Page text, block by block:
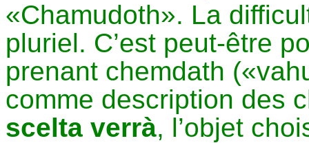
«Chamudoth». La
pluriel. C’est peut-être
prenant chemdath («
comme description des
scelta verrà, l’objet